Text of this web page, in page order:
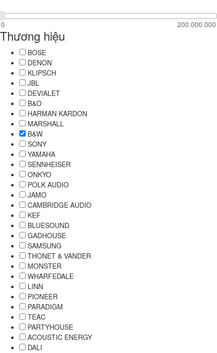
Thương hiệu
BOSE
DENON
KLIPSCH
JBL
DEVIALET
B&O
HARMAN KARDON
MARSHALL
B&W
SONY
YAMAHA
SENNHEISER
ONKYO
POLK AUDIO
JAMO
CAMBRIDGE AUDIO
KEF
BLUESOUND
GADHOUSE
SAMSUNG
THONET & VANDER
MONSTER
WHARFEDALE
LINN
PIONEER
PARADIGM
TEAC
PARTYHOUSE
ACOUSTIC ENERGY
DALI